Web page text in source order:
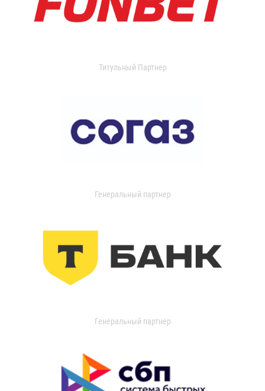
Титульный Партнер
Генеральный партнер
Генеральный партнер